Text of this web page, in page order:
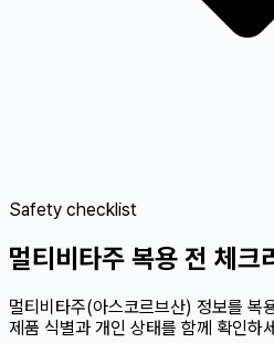
Safety checklist
멀티비타주 복용 전 체크
멀티비타주(아스코르브산) 정보를 복
제품 식별과 개인 상태를 함께 확인하